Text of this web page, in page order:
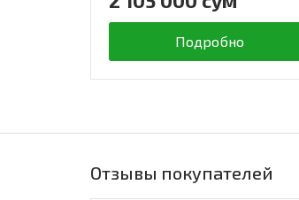
Подробно
Отзывы покупателей